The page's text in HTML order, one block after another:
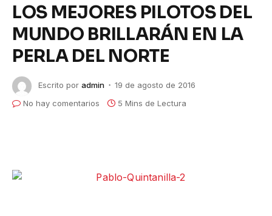
LOS MEJORES PILOTOS DEL
MUNDO BRILLARÁN EN LA
PERLA DEL NORTE
Escrito por admin
19 de agosto de 2016
No hay comentarios
5 Mins de Lectura